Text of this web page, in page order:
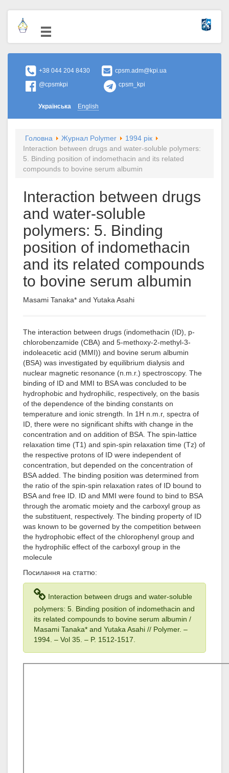
+38 044 204 8430
cpsm.adm@kpi.ua
@cpsmkpi
cpsm_kpi
Українська English
Головна Журнал Polymer
1994 рік
Interaction between drugs and water-soluble polymers:
5. Binding position of indomethacin and its related
compounds to bovine serum albumin
Interaction between drugs
and water-soluble
polymers: 5. Binding
position of indomethacin
and its related compounds
to bovine serum albumin
Masami Tanaka* and Yutaka Asahi
The interaction between drugs (indomethacin (ID), p-
chlorobenzamide (CBA) and 5-methoxy-2-methyl-3-
indoleacetic acid (MMI)) and bovine serum albumin
(BSA) was investigated by equilibrium dialysis and
nuclear magnetic resonance (n.m.r.) spectroscopy. The
binding of ID and MMI to BSA was concluded to be
hydrophobic and hydrophilic, respectively, on the basis
of the dependence of the binding constants on
temperature and ionic strength. In 1H n.m.r, spectra of
ID, there were no significant shifts with change in the
concentration and on addition of BSA. The spin-lattice
relaxation time (T1) and spin-spin relaxation time (Tz) of
the respective protons of ID were independent of
concentration, but depended on the concentration of
BSA added. The binding position was determined from
the ratio of the spin-spin relaxation rates of ID bound to
BSA and free ID. ID and MMI were found to bind to BSA
through the aromatic moiety and the carboxyl group as
the substituent, respectively. The binding property of ID
was known to be governed by the competition between
the hydrophobic effect of the chlorophenyl group and
the hydrophilic effect of the carboxyl group in the
molecule
Посилання на статтю:
Interaction between drugs and water-soluble
polymers: 5. Binding position of indomethacin and
its related compounds to bovine serum albumin /
Masami Tanaka* and Yutaka Asahi // Polymer. –
1994 . – Vol 35 . – P. 1512-1517.